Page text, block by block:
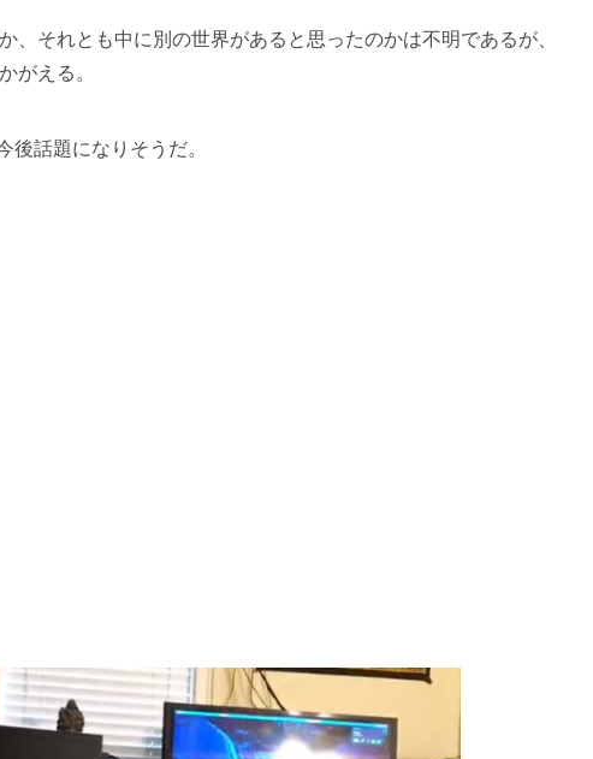
、それとも中に別の世界があると思ったのかは不明であるが、
がえる。
後話題になりそうだ。